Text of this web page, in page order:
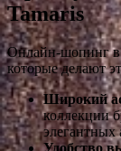
Tamaris
Онлайн-шопинг в
которые делают
Широкий
коллекции
элегантных
Удобство